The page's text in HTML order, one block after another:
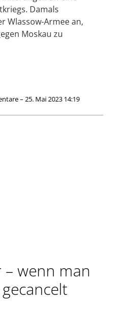
Damals
Wlassow-Armee an,
Moskau zu
– 25. Mai 2023 14:19
wenn man